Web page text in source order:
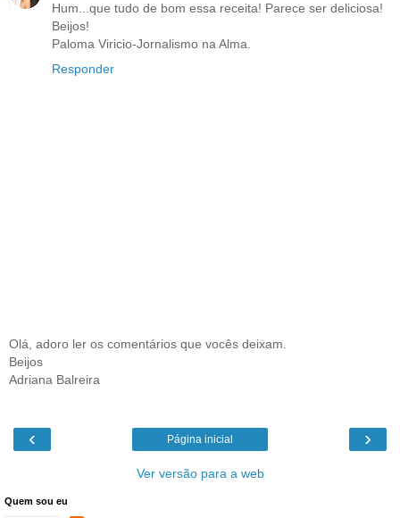
Hum...que tudo de bom essa receita! Parece ser deliciosa!
Beijos!
Paloma Viricio-Jornalismo na Alma.
Responder
Olá, adoro ler os comentários que vocês deixam.
Beijos
Adriana Balreira
‹ ›
Página inicial
Ver versão para a web
Quem sou eu